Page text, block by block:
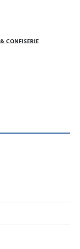
CONFISERIE